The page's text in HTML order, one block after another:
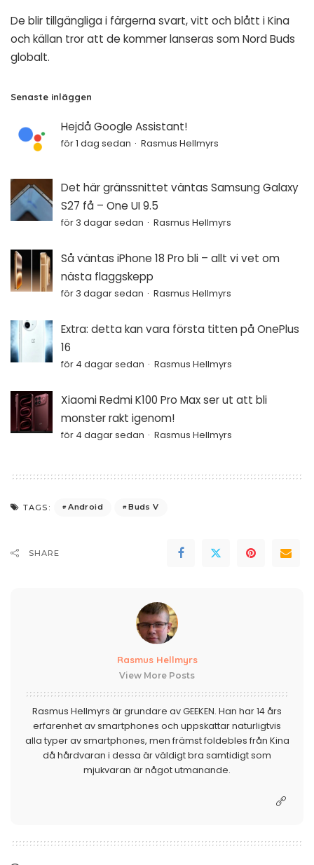
De blir tillgängliga i färgerna svart, vitt och blått i Kina
och källan tror att de kommer lanseras som Nord Buds
globalt.
Senaste inläggen
Hejdå Google Assistant!
för 1 dag sedan Rasmus Hellmyrs
Det här gränssnittet väntas Samsung Galaxy
S27 få – One UI 9.5
för 3 dagar sedan Rasmus Hellmyrs
Så väntas iPhone 18 Pro bli – allt vi vet om
nästa flaggskepp
för 3 dagar sedan Rasmus Hellmyrs
Extra: detta kan vara första titten på OnePlus
16
för 4 dagar sedan Rasmus Hellmyrs
Xiaomi Redmi K100 Pro Max ser ut att bli
monster rakt igenom!
för 4 dagar sedan Rasmus Hellmyrs
TAGS: Android Buds V
SHARE
Rasmus Hellmyrs
View More Posts
Rasmus Hellmyrs är grundare av GEEKEN. Han har 14 års
erfarenhet av smartphones och uppskattar naturligtvis
alla typer av smartphones, men främst foldebles från Kina
då hårdvaran i dessa är väldigt bra samtidigt som
mjukvaran är något utmanande.